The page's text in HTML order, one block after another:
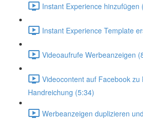
Instant Experience hinzufügen
Instant Experience Template
Videoaufrufe Werbeanzeigen
Videocontent auf Facebook
Handreichung (5:34)
Werbeanzeigen duplizieren